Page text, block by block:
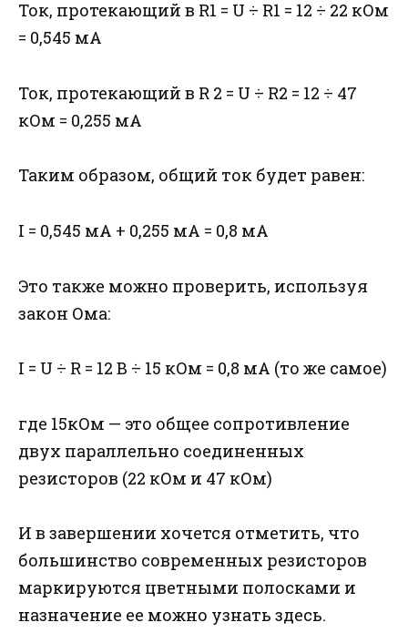
Ток, протекающий в R1 = U ÷ R1 = 12 ÷ 22 кОм
= 0,545 мА
Ток, протекающий в R 2 = U ÷ R2 = 12 ÷ 47
кОм = 0,255 мА
Таким образом, общий ток будет равен:
I = 0,545 мА + 0,255 мА = 0,8 мА
Это также можно проверить, используя
закон Ома:
I = U ÷ R = 12 В ÷ 15 кОм = 0,8 мА (то же самое)
где 15кОм — это общее сопротивление
двух параллельно соединенных
резисторов (22 кОм и 47 кОм)
И в завершении хочется отметить, что
большинство современных резисторов
маркируются цветными полосками и
назначение ее можно узнать здесь.